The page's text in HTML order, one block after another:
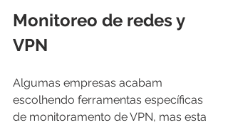
Monitoreo de redes y
VPN
Algumas empresas acabam
escolhendo ferramentas específicas
de monitoramento de VPN, mas esta